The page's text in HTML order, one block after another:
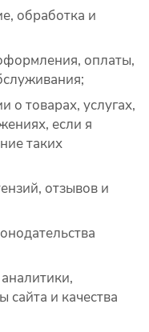
обработка и
оплаты,
о товарах, услугах,
если я
таких
отзывов и
сайта и качества